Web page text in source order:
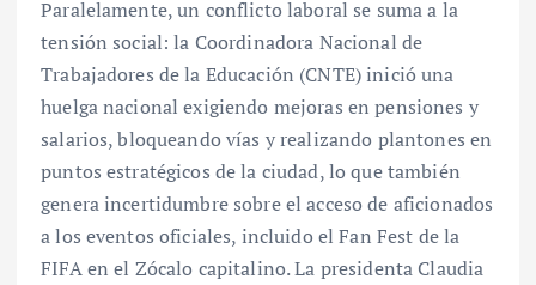
Paralelamente, un conflicto laboral se suma a la
tensión social: la Coordinadora Nacional de
Trabajadores de la Educación (CNTE) inició una
huelga nacional exigiendo mejoras en pensiones y
salarios, bloqueando vías y realizando plantones en
puntos estratégicos de la ciudad, lo que también
genera incertidumbre sobre el acceso de aficionados
a los eventos oficiales, incluido el Fan Fest de la
FIFA en el Zócalo capitalino. La presidenta Claudia